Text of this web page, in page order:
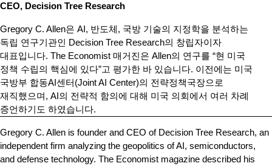
CEO, Decision Tree Research
Gregory C. Allen은 AI, 반도체, 국방 기술의 지정학을 분석하는
독립 연구기관인 Decision Tree Research의 창립자이자
대표입니다. The Economist 매거진은 Allen의 연구를 “현 미국
정책 수립의 핵심에 있다”고 평가한 바 있습니다. 이전에는 미국
국방부 합동AI센터(Joint AI Center)의 전략정책국장으로
재직했으며, AI의 전략적 함의에 대해 미국 의회에서 여러 차례
증언하기도 하였습니다.
Gregory C. Allen is founder and CEO of Decision Tree Research, an
independent firm analyzing the geopolitics of AI, semiconductors,
and defense technology. The Economist magazine described his